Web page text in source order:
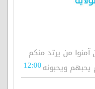
الذين آمنوا من يرتد منكم
ويحبونه12:00